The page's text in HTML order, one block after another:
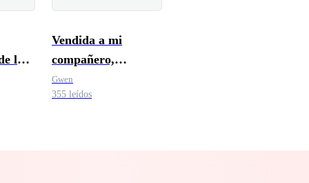
la
Vendida a mi
compañero,
rechazada por su
hermano menor
Gwen
355 leídos